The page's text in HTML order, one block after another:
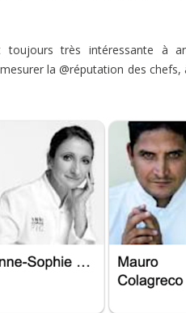
très intéressante à
la @réputation des